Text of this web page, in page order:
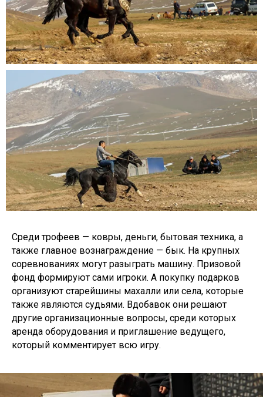
Среди трофеев — ковры, деньги, бытовая техника, а
также главное вознаграждение — бык. На крупных
соревнованиях могут разыграть машину. Призовой
фонд формируют сами игроки. А покупку подарков
организуют старейшины махалли или села, которые
также являются судьями. Вдобавок они решают
другие организационные вопросы, среди которых
аренда оборудования и приглашение ведущего,
который комментирует всю игру.